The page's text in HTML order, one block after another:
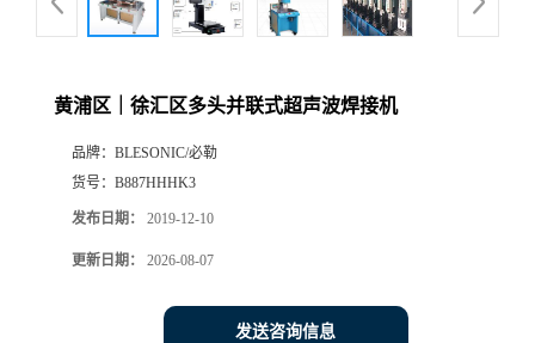
黄浦区｜徐汇区多头并联式超声波焊接机
品牌： BLESONIC/必勒
货号： B887HHHK3
发布日期： 2019-12-10
更新日期： 2026-08-07
发送咨询信息